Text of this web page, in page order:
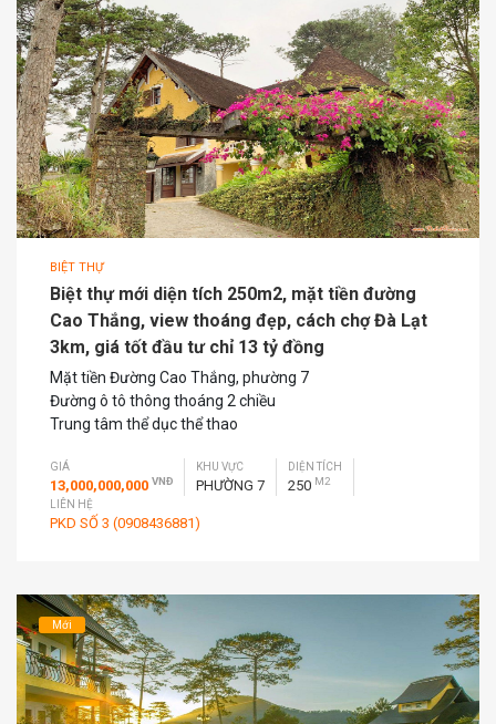
BIỆT THỰ
Biệt thự mới diện tích 250m2, mặt tiền đường
Cao Thắng, view thoáng đẹp, cách chợ Đà Lạt
3km, giá tốt đầu tư chỉ 13 tỷ đồng
Mặt tiền Đường Cao Thắng, phường 7
Đường ô tô thông thoáng 2 chiều
Trung tâm thể dục thể thao
GIÁ
13,000,000,000 VNĐ
KHU VỰC
PHƯỜNG 7
DIỆN TÍCH
250 M2
LIÊN HỆ
PKD SỐ 3 (0908436881)
Mới